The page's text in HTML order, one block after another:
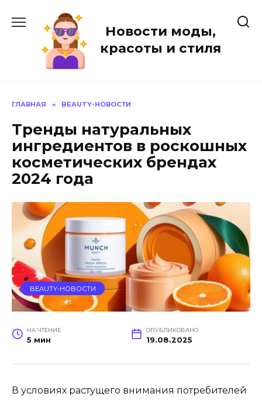
содержанию
Новости моды,
красоты и стиля
ГЛАВНАЯ » BEAUTY-НОВОСТИ
Тренды натуральных
ингредиентов в роскошных
косметических брендах
2024 года
BEAUTY-НОВОСТИ
НА ЧТЕНИЕ
5 мин
ОПУБЛИКОВАНО
19.08.2025
В условиях растущего внимания потребителей